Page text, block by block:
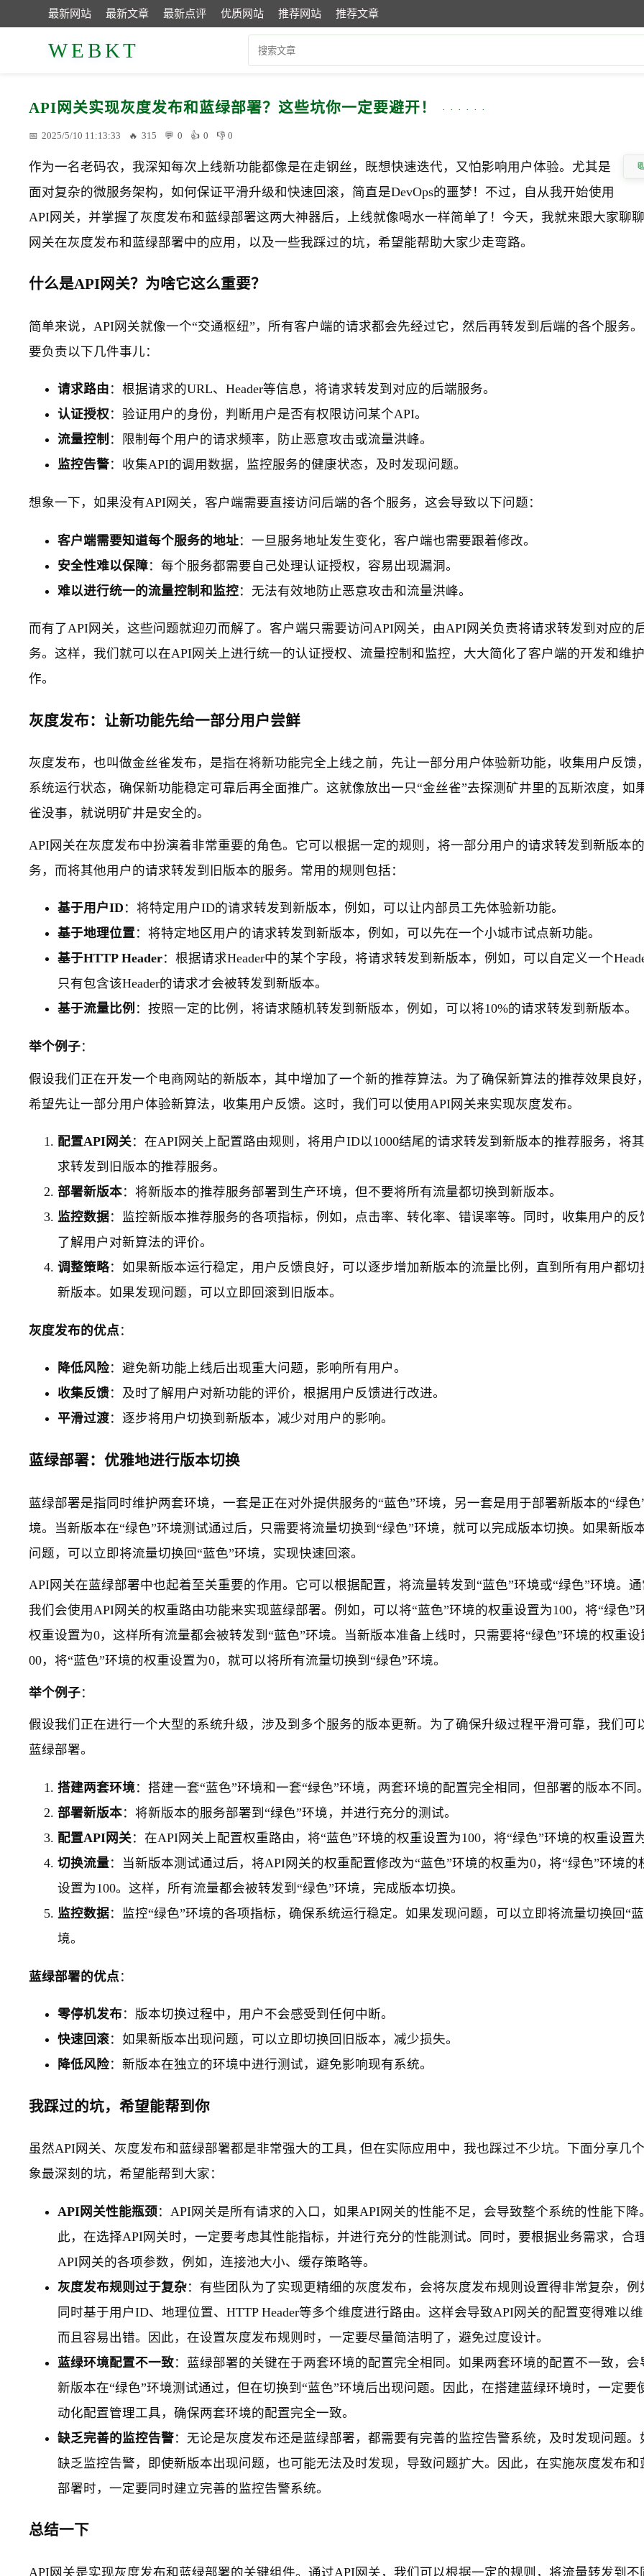
最新网站 最新文章 最新点评 优质网站 推荐网站 推荐文章
WEBKT
API网关实现灰度发布和蓝绿部署？这些坑你一定要避开！
2025/5/10 11:13:33 315 0 0 0
作为一名老码农，我深知每次上线新功能都像是在走钢丝，既想快速迭代，又怕影响用户体验。尤其是
面对复杂的微服务架构，如何保证平滑升级和快速回滚，简直是DevOps的噩梦！不过，自从我开始使用
API网关，并掌握了灰度发布和蓝绿部署这两大神器后，上线就像喝水一样简单了！今天，我就来跟大家聊
网关在灰度发布和蓝绿部署中的应用，以及一些我踩过的坑，希望能帮助大家少走弯路。
什么是API网关？为啥它这么重要？
简单来说，API网关就像一个“交通枢纽”，所有客户端的请求都会先经过它，然后再转发到后端的各个服务
要负责以下几件事儿：
请求路由 ：根据请求的URL、Header等信息，将请求转发到对应的后端服务。
认证授权 ：验证用户的身份，判断用户是否有权限访问某个API。
流量控制 ：限制每个用户的请求频率，防止恶意攻击或流量洪峰。
监控告警：收集API的调用数据，监控服务的健康状态，及时发现问题。
想象一下，如果没有API网关，客户端需要直接访问后端的各个服务，这会导致以下问题：
客户端需要知道每个服务的地址：一旦服务地址发生变化，客户端也需要跟着修改。
安全性难以保障：每个服务都需要自己处理认证授权，容易出现漏洞。
难以进行统一的流量控制和监控：无法有效地防止恶意攻击和流量洪峰。
而有了API网关，这些问题就迎刃而解了。客户端只需要访问API网关，由API网关负责将请求转发到对应的
务。这样，我们就可以在API网关上进行统一的认证授权、流量控制和监控，大大简化了客户端的开发和维
作。
灰度发布：让新功能先给一部分用户尝鲜
灰度发布，也叫做金丝雀发布，是指在将新功能完全上线之前，先让一部分用户体验新功能，收集用户反馈
系统运行状态，确保新功能稳定可靠后再全面推广。这就像放出一只“金丝雀”去探测矿井里的瓦斯浓度，如
雀没事，就说明矿井是安全的。
API网关在灰度发布中扮演着非常重要的角色。它可以根据一定的规则，将一部分用户的请求转发到新版本
务，而将其他用户的请求转发到旧版本的服务。常用的规则包括：
基于用户ID ：将特定用户ID的请求转发到新版本，例如，可以让内部员工先体验新功能。
基于地理位置：将特定地区用户的请求转发到新版本，例如，可以先在一个小城市试点新功能。
基于HTTP Header：根据请求Header中的某个字段，将请求转发到新版本，例如，可以自定义一个
只有包含该Header的请求才会被转发到新版本。
基于流量比例 ：按照一定的比例，将请求随机转发到新版本，例如，可以将10%的请求转发到新版本。
举个例子：
假设我们正在开发一个电商网站的新版本，其中增加了一个新的推荐算法。为了确保新算法的推荐效果良好
希望先让一部分用户体验新算法，收集用户反馈。这时，我们可以使用API网关来实现灰度发布。
配置API网关：在API网关上配置路由规则，将用户ID以1000结尾的请求转发到新版本的推荐服务，将
求转发到旧版本的推荐服务。
部署新版本：将新版本的推荐服务部署到生产环境，但不要将所有流量都切换到新版本。
监控数据：监控新版本推荐服务的各项指标，例如，点击率、转化率、错误率等。同时，收集用户的反
了解用户对新算法的评价。
调整策略：如果新版本运行稳定，用户反馈良好，可以逐步增加新版本的流量比例，直到所有用户都切
新版本。如果发现问题，可以立即回滚到旧版本。
灰度发布的优点 ：
降低风险：避免新功能上线后出现重大问题，影响所有用户。
收集反馈：及时了解用户对新功能的评价，根据用户反馈进行改进。
平滑过渡：逐步将用户切换到新版本，减少对用户的影响。
蓝绿部署：优雅地进行版本切换
蓝绿部署是指同时维护两套环境，一套是正在对外提供服务的“蓝色”环境，另一套是用于部署新版本的“绿色
境。当新版本在“绿色”环境测试通过后，只需要将流量切换到“绿色”环境，就可以完成版本切换。如果新版
问题，可以立即将流量切换回“蓝色”环境，实现快速回滚。
API网关在蓝绿部署中也起着至关重要的作用。它可以根据配置，将流量转发到“蓝色”环境或“绿色”环境。通
我们会使用API网关的权重路由功能来实现蓝绿部署。例如，可以将“蓝色”环境的权重设置为100，将“绿色”
权重设置为0，这样所有流量都会被转发到“蓝色”环境。当新版本准备上线时，只需要将“绿色”环境的权重设
00，将“蓝色”环境的权重设置为0，就可以将所有流量切换到“绿色”环境。
举个例子：
假设我们正在进行一个大型的系统升级，涉及到多个服务的版本更新。为了确保升级过程平滑可靠，我们可
蓝绿部署。
搭建两套环境：搭建一套“蓝色”环境和一套“绿色”环境，两套环境的配置完全相同，但部署的版本不同。
部署新版本：将新版本的服务部署到“绿色”环境，并进行充分的测试。
配置API网关：在API网关上配置权重路由，将“蓝色”环境的权重设置为100，将“绿色”环境的权重设置为
切换流量：当新版本测试通过后，将API网关的权重配置修改为“蓝色”环境的权重为0，将“绿色”环境的
设置为100。这样，所有流量都会被转发到“绿色”环境，完成版本切换。
监控数据：监控“绿色”环境的各项指标，确保系统运行稳定。如果发现问题，可以立即将流量切换回“
境。
蓝绿部署的优点 ：
零停机发布：版本切换过程中，用户不会感受到任何中断。
快速回滚：如果新版本出现问题，可以立即切换回旧版本，减少损失。
降低风险：新版本在独立的环境中进行测试，避免影响现有系统。
我踩过的坑，希望能帮到你
虽然API网关、灰度发布和蓝绿部署都是非常强大的工具，但在实际应用中，我也踩过不少坑。下面分享几
象最深刻的坑，希望能帮到大家：
API网关性能瓶颈：API网关是所有请求的入口，如果API网关的性能不足，会导致整个系统的性能下降
此，在选择API网关时，一定要考虑其性能指标，并进行充分的性能测试。同时，要根据业务需求，合
API网关的各项参数，例如，连接池大小、缓存策略等。
灰度发布规则过于复杂：有些团队为了实现更精细的灰度发布，会将灰度发布规则设置得非常复杂，例
同时基于用户ID、地理位置、HTTP Header等多个维度进行路由。这样会导致API网关的配置变得难以维
而且容易出错。因此，在设置灰度发布规则时，一定要尽量简洁明了，避免过度设计。
蓝绿环境配置不一致：蓝绿部署的关键在于两套环境的配置完全相同。如果两套环境的配置不一致，会
新版本在“绿色”环境测试通过，但在切换到“蓝色”环境后出现问题。因此，在搭建蓝绿环境时，一定要
动化配置管理工具，确保两套环境的配置完全一致。
缺乏完善的监控告警：无论是灰度发布还是蓝绿部署，都需要有完善的监控告警系统，及时发现问题。
缺乏监控告警，即使新版本出现问题，也可能无法及时发现，导致问题扩大。因此，在实施灰度发布和
部署时，一定要同时建立完善的监控告警系统。
总结一下
API网关是实现灰度发布和蓝绿部署的关键组件。通过API网关，我们可以根据一定的规则，将流量转发到不